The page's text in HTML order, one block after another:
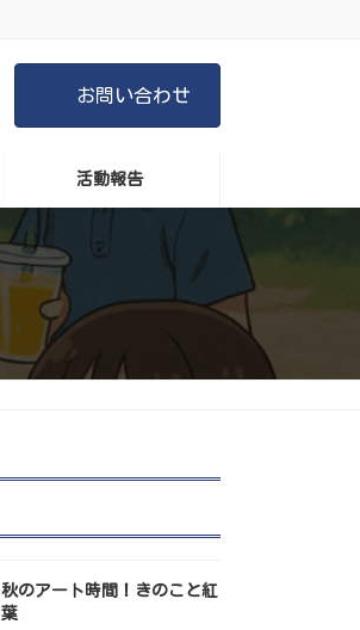
お問い合わせ
活動報告
秋のアート時間！きのこと紅
葉